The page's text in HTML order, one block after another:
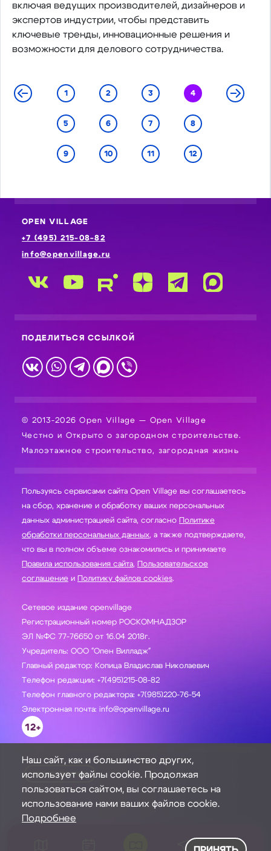
включая ведущих производителей, дизайнеров и
экспертов индустрии, чтобы представить
ключевые тренды, инновационные решения и
возможности для делового сотрудничества.
1 2 3 4
5 6 7 8
9 10 11 12
OPEN VILLAGE
+7 (495) 215-08-82
info@openvillage.ru
ПОДЕЛИТЬСЯ ССЫЛКОЙ
© 2013-2026 Open Village — Open Village
Честно и Открыто о загородном строительстве.
Малоэтажное строительство, загородная жизнь
Пользуясь сервисами сайта Open Village вы соглашаетесь
на сбор, хранение и обработку ваших персональных
данных администрацией сайта, согласно Политике
обработки персональных данных, а также подтверждаете,
что вы в полном объеме ознакомились и принимаете
Правила использования сайта, Пользовательское
соглашение и Политику файлов cookies.
Сетевое издание openvillage
Регистрационный номер РОСКОМНАДЗОР
ЭЛ №ФС 77-76650 от 16.04 2018г.
Учредитель: ООО "Опен Вилладж"
Главный редактор: Копица Владислав Николаевич
Телефон редакции: +7(495)215-08-82
Телефон главного редактора: +7(985)220-76-54
Электронная почта: info@openvillage.ru
12+
ЗАДАТЬ ВОПРОС
Наш сайт, как и большинство других,
использует файлы cookie. Продолжая
пользоваться сайтом, вы соглашаетесь на
использование нами ваших файлов cookie.
Подробнее